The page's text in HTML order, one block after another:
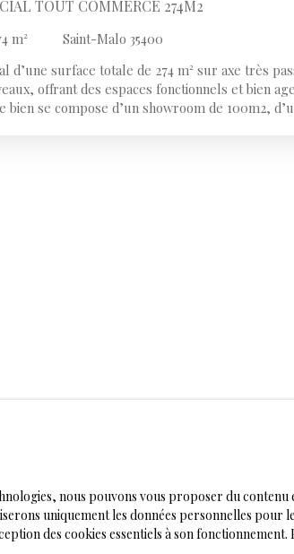
TOUT COMMERCE 274M2
m²
Saint-Malo 35400
d’une surface totale de 274 m² sur axe très
offrant des espaces fonctionnels et bien
se compose d’un showroom de 100m2,
nous pouvons vous proposer du
uniquement les données personnelles pour
des cookies essentiels à son fonctionnement.